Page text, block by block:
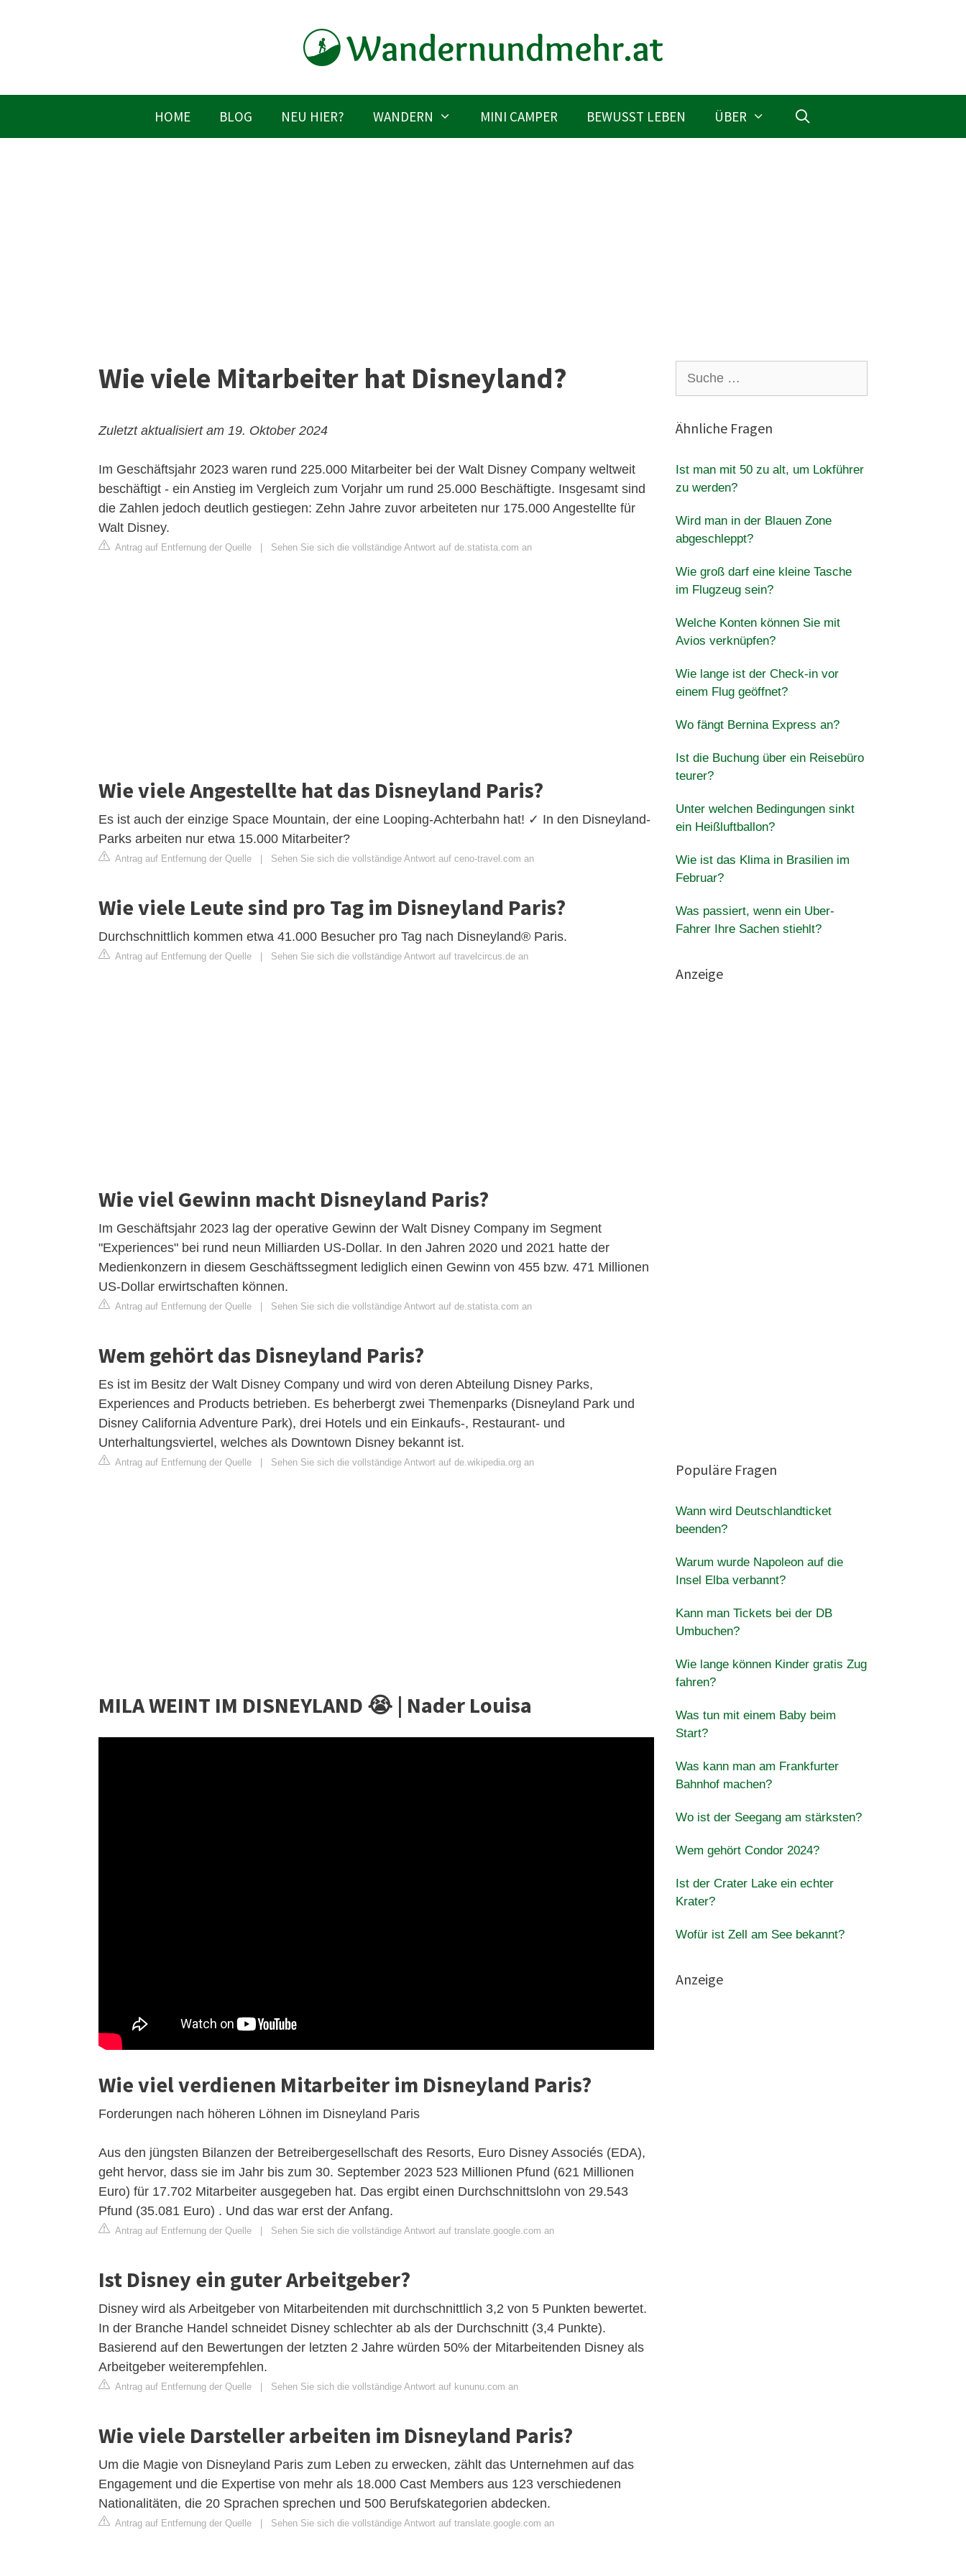
HOME BLOG NEU HIER? WANDERN MINI CAMPER BEWUSST LEBEN ÜBER
Wie viele Mitarbeiter hat Disneyland?
Zuletzt aktualisiert am 19. Oktober 2024
Im Geschäftsjahr 2023 waren rund 225.000 Mitarbeiter bei der Walt Disney Company weltweit
beschäftigt - ein Anstieg im Vergleich zum Vorjahr um rund 25.000 Beschäftigte. Insgesamt sind
die Zahlen jedoch deutlich gestiegen: Zehn Jahre zuvor arbeiteten nur 175.000 Angestellte für
Walt Disney.
Antrag auf Entfernung der Quelle Sehen Sie sich die vollständige Antwort auf de.statista.com an
Wie viele Angestellte hat das Disneyland Paris?
Es ist auch der einzige Space Mountain, der eine Looping-Achterbahn hat! ✓ In den Disneyland-
Parks arbeiten nur etwa 15.000 Mitarbeiter?
Antrag auf Entfernung der Quelle Sehen Sie sich die vollständige Antwort auf ceno-travel.com an
Wie viele Leute sind pro Tag im Disneyland Paris?
Durchschnittlich kommen etwa 41.000 Besucher pro Tag nach Disneyland® Paris.
Antrag auf Entfernung der Quelle Sehen Sie sich die vollständige Antwort auf travelcircus.de an
Wie viel Gewinn macht Disneyland Paris?
Im Geschäftsjahr 2023 lag der operative Gewinn der Walt Disney Company im Segment
"Experiences" bei rund neun Milliarden US-Dollar. In den Jahren 2020 und 2021 hatte der
Medienkonzern in diesem Geschäftssegment lediglich einen Gewinn von 455 bzw. 471 Millionen
US-Dollar erwirtschaften können.
Antrag auf Entfernung der Quelle Sehen Sie sich die vollständige Antwort auf de.statista.com an
Wem gehört das Disneyland Paris?
Es ist im Besitz der Walt Disney Company und wird von deren Abteilung Disney Parks,
Experiences and Products betrieben. Es beherbergt zwei Themenparks (Disneyland Park und
Disney California Adventure Park), drei Hotels und ein Einkaufs-, Restaurant- und
Unterhaltungsviertel, welches als Downtown Disney bekannt ist.
Antrag auf Entfernung der Quelle Sehen Sie sich die vollständige Antwort auf de.wikipedia.org an
MILA WEINT IM DISNEYLAND 😭 | Nader Louisa
Wie viel verdienen Mitarbeiter im Disneyland Paris?
Forderungen nach höheren Löhnen im Disneyland Paris
Aus den jüngsten Bilanzen der Betreibergesellschaft des Resorts, Euro Disney Associés (EDA),
geht hervor, dass sie im Jahr bis zum 30. September 2023 523 Millionen Pfund (621 Millionen
Euro) für 17.702 Mitarbeiter ausgegeben hat. Das ergibt einen Durchschnittslohn von 29.543
Pfund (35.081 Euro) . Und das war erst der Anfang.
Antrag auf Entfernung der Quelle | Sehen Sie sich die vollständige Antwort auf translate.google.com an
Ist Disney ein guter Arbeitgeber?
Disney wird als Arbeitgeber von Mitarbeitenden mit durchschnittlich 3,2 von 5 Punkten bewertet.
In der Branche Handel schneidet Disney schlechter ab als der Durchschnitt (3,4 Punkte).
Basierend auf den Bewertungen der letzten 2 Jahre würden 50% der Mitarbeitenden Disney als
Arbeitgeber weiterempfehlen.
Antrag auf Entfernung der Quelle | Sehen Sie sich die vollständige Antwort auf kununu.com an
Wie viele Darsteller arbeiten im Disneyland Paris?
Um die Magie von Disneyland Paris zum Leben zu erwecken, zählt das Unternehmen auf das
Engagement und die Expertise von mehr als 18.000 Cast Members aus 123 verschiedenen
Nationalitäten, die 20 Sprachen sprechen und 500 Berufskategorien abdecken.
Antrag auf Entfernung der Quelle | Sehen Sie sich die vollständige Antwort auf translate.google.com an
nach:
Ähnliche Fragen
Ist man mit 50 zu alt, um Lokführer
zu werden?
Wird man in der Blauen Zone
abgeschleppt?
Wie groß darf eine kleine Tasche
im Flugzeug sein?
Welche Konten können Sie mit
Avios verknüpfen?
Wie lange ist der Check-in vor
einem Flug geöffnet?
Wo fängt Bernina Express an?
Ist die Buchung über ein Reisebüro
teurer?
Unter welchen Bedingungen sinkt
ein Heißluftballon?
Wie ist das Klima in Brasilien im
Februar?
Was passiert, wenn ein Uber-
Fahrer Ihre Sachen stiehlt?
Anzeige
Populäre Fragen
Wann wird Deutschlandticket
beenden?
Warum wurde Napoleon auf die
Insel Elba verbannt?
Kann man Tickets bei der DB
Umbuchen?
Wie lange können Kinder gratis Zug
fahren?
Was tun mit einem Baby beim
Start?
Was kann man am Frankfurter
Bahnhof machen?
Wo ist der Seegang am stärksten?
Wem gehört Condor 2024?
Ist der Crater Lake ein echter
Krater?
Wofür ist Zell am See bekannt?
Anzeige